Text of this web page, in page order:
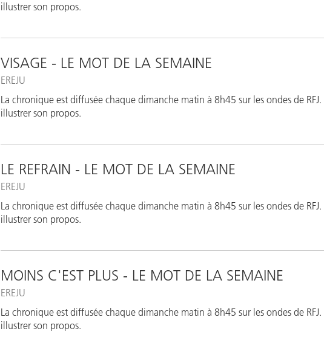
illustrer son propos.
VISAGE - LE MOT DE LA SEMAINE
EREJU
La chronique est diffusée chaque dimanche matin à 8h45 sur les ondes de
illustrer son propos.
LE REFRAIN - LE MOT DE LA SEMAINE
EREJU
La chronique est diffusée chaque dimanche matin à 8h45 sur les ondes de
illustrer son propos.
MOINS C'EST PLUS - LE MOT DE LA SEMAINE
EREJU
La chronique est diffusée chaque dimanche matin à 8h45 sur les ondes de
illustrer son propos.